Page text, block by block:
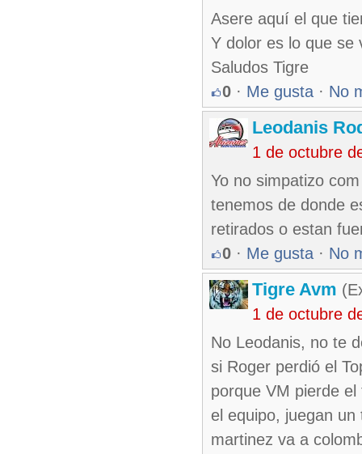
Asere aquí el que
Y dolor es lo que se
Saludos Tigre
0 · Me gusta · No
Leodanis
1 de octubre
Yo no simpatizo
tenemos de donde
retirados o estan
0 · Me gusta · No
Tigre Avm
1 de octubre
No Leodanis, no te
si Roger perdió el
porque VM pierde
el equipo, juegan
martinez va a